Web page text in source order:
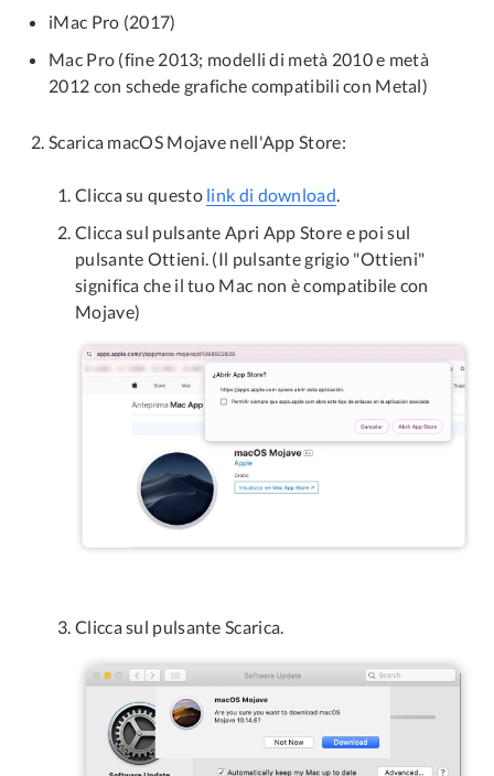
iMac Pro (2017)
Mac Pro (fine 2013; modelli di metà 2010 e metà
2012 con schede grafiche compatibili con Metal)
Scarica macOS Mojave nell'App Store:
Clicca su questo link di download
Clicca sul pulsante Apri App Store e poi sul
pulsante Ottieni. (Il pulsante grigio "Ottieni"
significa che il tuo Mac non è compatibile con
Mojave)
Clicca sul pulsante Scarica.